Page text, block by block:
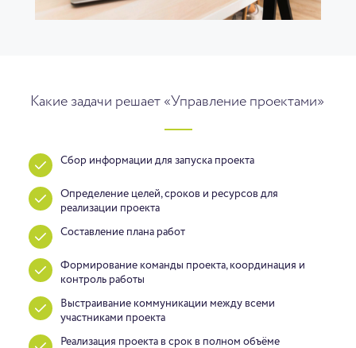
Какие задачи решает «Управление проектами»
Сбор информации для запуска проекта
Определение целей, сроков и ресурсов для
реализации проекта
Составление плана работ
Формирование команды проекта, координация и
контроль работы
Выстраивание коммуникации между всеми
участниками проекта
Реализация проекта в срок в полном объёме